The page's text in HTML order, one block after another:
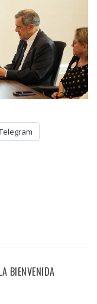
BIENVENIDA